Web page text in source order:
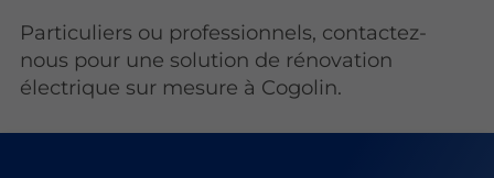
Particuliers ou professionnels, contactez-
nous pour une solution de rénovation
électrique sur mesure à Cogolin.